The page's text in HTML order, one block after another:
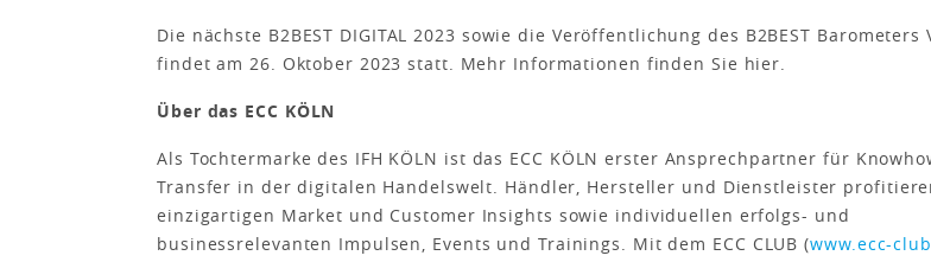
Die nächste B2BEST DIGITAL 2023 sowie die Veröffentlichung des B2BEST Barometers
findet am 26. Oktober 2023 statt. Mehr Informationen finden Sie hier.
Über das ECC KÖLN
Als Tochtermarke des IFH KÖLN ist das ECC KÖLN erster Ansprechpartner für
Transfer in der digitalen Handelswelt. Händler, Hersteller und Dienstleister
einzigartigen Market und Customer Insights sowie individuellen erfolgs- und
businessrelevanten Impulsen, Events und Trainings. Mit dem ECC CLUB (www.ecc-